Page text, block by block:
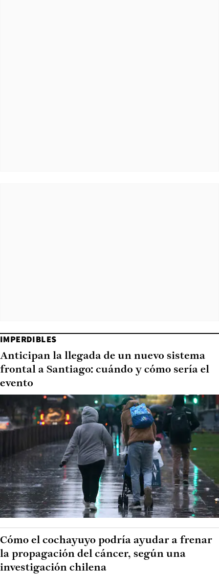
IMPERDIBLES
Anticipan la llegada de un nuevo sistema
frontal a Santiago: cuándo y cómo sería el
evento
Cómo el cochayuyo podría ayudar a frenar
la propagación del cáncer, según una
investigación chilena